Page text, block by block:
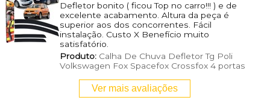
Defletor bonito ( ficou Top no carro!!! ) e de
excelente acabamento. Altura da peça é
superior aos dos concorrentes. Fácil
instalação. Custo X Benefício muito
satisfatório.
Produto:Calha De Chuva Defletor Tg Poli
Volkswagen Fox Spacefox Crossfox 4 portas
Ver mais avaliações